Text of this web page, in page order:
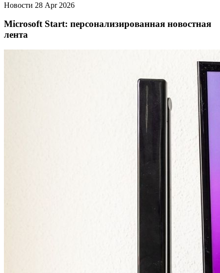
Новости 28 Apr 2026
Microsoft Start: персонализированная новостная
лента